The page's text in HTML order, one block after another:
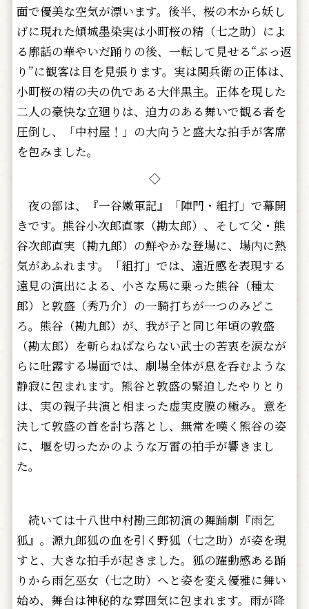
面で優美な空気が漂います。後半、桜の木から妖し
げに現れた傾城墨染実は小町桜の精（七之助）によ
る廓話の華やいだ踊りの後、一転して見せる“ぶっ返
り”に観客は目を見張ります。実は関兵衛の正体は、
小町桜の精の夫の仇である大伴黒主。正体を現した
二人の豪快な立廻りは、迫力のある舞いで観る者を
圧倒し、「中村屋！」の大向うと盛大な拍手が客席
を包みました。
◇
夜の部は、『一谷嫩軍記』「陣門・組打」で幕開
きです。熊谷小次郎直家（勘太郎）、そして父・熊
谷次郎直実（勘九郎）の鮮やかな登場に、場内に熱
気があふれます。「組打」では、遠近感を表現する
遠見の演出による、小さな馬に乗った熊谷（種太
郎）と敦盛（秀乃介）の一騎打ちが一つのみどこ
ろ。熊谷（勘九郎）が、我が子と同じ年頃の敦盛
（勘太郎）を斬らねばならない武士の苦衷を涙なが
らに吐露する場面では、劇場全体が息を呑むような
静寂に包まれます。熊谷と敦盛の緊迫したやりとり
は、実の親子共演と相まった虚実皮膜の極み。意を
決して敦盛の首を討ち落とし、無常を嘆く熊谷の姿
に、堰を切ったかのような万雷の拍手が響きまし
た。
続いては十八世中村勘三郎初演の舞踊劇『雨乞
狐』。源九郎狐の血を引く野狐（七之助）が姿を現
すと、大きな拍手が起きました。狐の躍動感ある踊
りから雨乞巫女（七之助）へと姿を変え優雅に舞い
始め、舞台は神秘的な雰囲気に包まれます。雨が降